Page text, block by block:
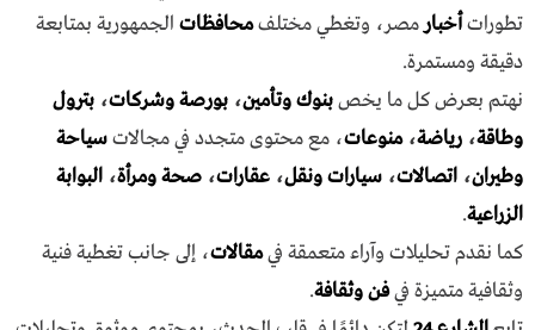
تطوراتأخبار مصر، وتغطي مختلفمحافظات الجمهورية بمتابعة
دقيقة ومستمرة.
نهتم بعرض كل ما يخصبنوك وتأمين، بورصة وشركات، بترول
وطاقة، رياضة،منوعات، مع محتوى متجدد في مجالاتسياحة
وطيران، اتصالات، سيارات ونقل، عقارات، صحة ومرأة، البوابة
الزراعية.
كما نقدم تحليلات وآراء متعمقة فيمقالات، إلى جانب تغطية فنية
وثقافية متميزة فيفن وثقافة.